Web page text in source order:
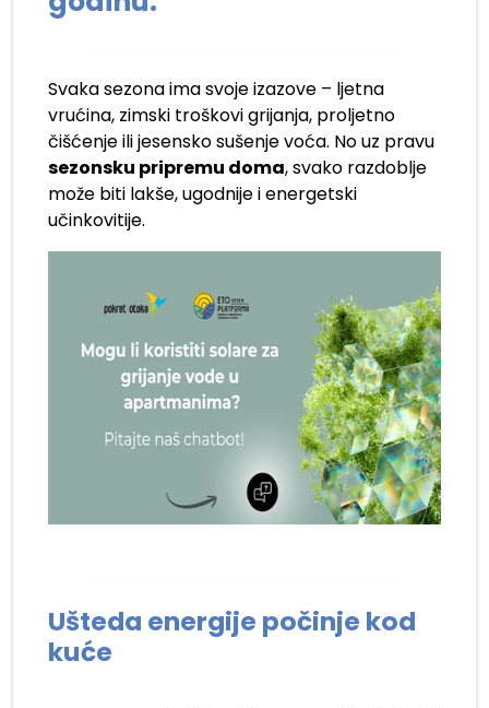
Svaka sezona ima svoje izazove – ljetna
vrućina, zimski troškovi grijanja, proljetno
čišćenje ili jesensko sušenje voća. No uz pravu
sezonsku pripremu doma, svako razdoblje
može biti lakše, ugodnije i energetski
učinkovitije.
Ušteda energije počinje kod
kuće